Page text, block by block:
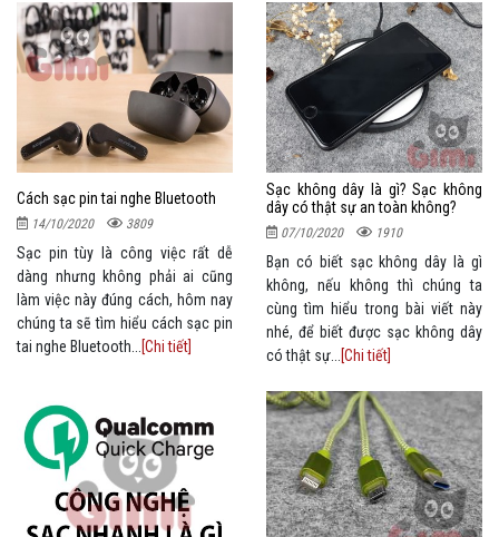
Cách sạc pin tai nghe Bluetooth
14/10/2020 3809
Sạc pin tùy là công việc rất dễ
dàng nhưng không phải ai cũng
làm việc này đúng cách, hôm nay
chúng ta sẽ tìm hiểu cách sạc pin
tai nghe Bluetooth...
[Chi tiết]
Sạc không dây là gì? Sạc không
dây có thật sự an toàn không?
07/10/2020 1910
Bạn có biết sạc không dây là gì
không, nếu không thì chúng ta
cùng tìm hiểu trong bài viết này
nhé, để biết được sạc không dây
có thật sự...
[Chi tiết]